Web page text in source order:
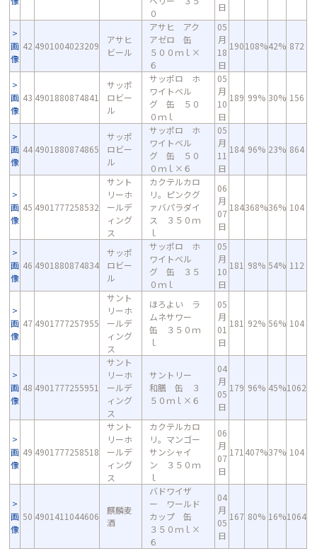
０
日
画
像
42 4901004023209
アサヒ
ビール
アサヒ アク
アゼロ 缶
５００ｍｌ×
６
05
月
18
日
190108%42% 872
画
像
43 4901880874841
サッポ
ロビー
ル
サッポロ ホ
ワイトベル
グ 缶 ５０
０ｍｌ
05
月
10
日
189 99% 30% 156
画
像
44 4901880874865
サッポ
ロビー
ル
サッポロ ホ
ワイトベル
グ 缶 ５０
０ｍｌ×６
05
月
11
日
184 96% 23% 864
画
像
45 4901777258532
サント
リーホ
ールデ
ィング
ス
カクテルカロ
リ。ピンクグ
ァバパラダイ
ス ３５０ｍ
ｌ
06
月
07
日
184368%36% 104
画
像
46 4901880874834
サッポ
ロビー
ル
サッポロ ホ
ワイトベル
グ 缶 ３５
０ｍｌ
05
月
10
日
181 98% 54% 112
画
像
47 4901777257955
サント
リーホ
ールデ
ィング
ス
ほろよい ラ
ムネサワー
缶 ３５０ｍ
ｌ
05
月
01
日
181 92% 56% 104
画
像
48 4901777255951
サント
リーホ
ールデ
ィング
ス
サントリー
和膳 缶 ３
５０ｍｌ×６
04
月
05
日
179 96% 45%1062
画
像
49 4901777258518
サント
リーホ
ールデ
ィング
ス
カクテルカロ
リ。マンゴー
サンシャイ
ン ３５０ｍ
ｌ
06
月
07
日
171 407%37% 104
画
像
50 4901411044606
麒麟麦
酒
バドワイザ
ー ワールド
カップ 缶
３５０ｍｌ×
６
04
月
05
日
167 80% 16%1064